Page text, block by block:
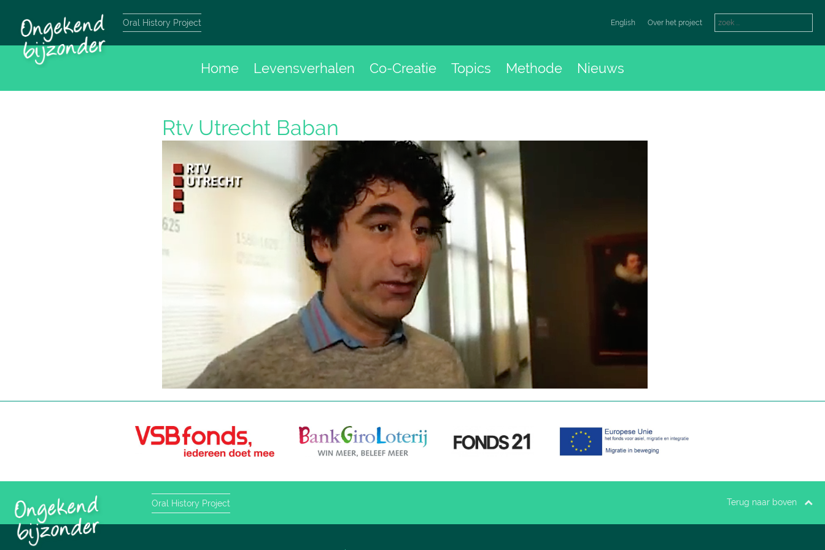
Oral History Project Over het project
English
Home Levensverhalen Co-Creatie Topics Methode Nieuws
Rtv Utrecht Baban
Oral History Project Terug naar boven